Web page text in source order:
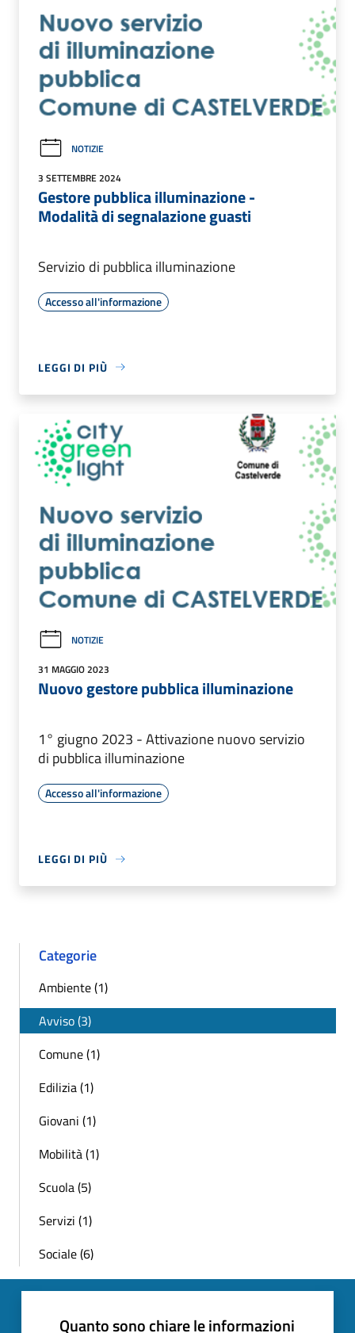
NOTIZIE
3 SETTEMBRE 2024
Gestore pubblica illuminazione -
Modalità di segnalazione guasti
Servizio di pubblica illuminazione
Accesso all'informazione
LEGGI DI PIÙ
NOTIZIE
31 MAGGIO 2023
Nuovo gestore pubblica illuminazione
1° giugno 2023 - Attivazione nuovo servizio
di pubblica illuminazione
Accesso all'informazione
LEGGI DI PIÙ
Categorie
Ambiente (1)
Avviso (3)
Comune (1)
Edilizia (1)
Giovani (1)
Mobilità (1)
Scuola (5)
Servizi (1)
Sociale (6)
Quanto sono chiare le informazioni